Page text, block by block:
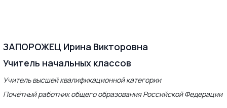
ЗАПОРОЖЕЦ Ирина Викторовна
Учитель начальных классов
Учитель высшей квалификационной категории
Почётный работник общего образования Российской Федерации